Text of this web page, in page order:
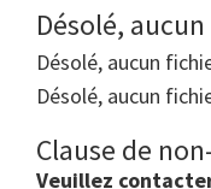
Désolé,
Désolé, aucun
Désolé, aucun
Clause de
Veuillez